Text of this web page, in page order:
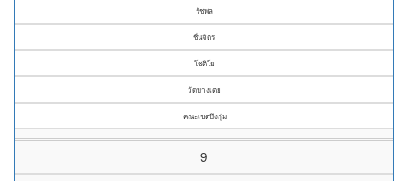
รัชพล
ชื่นจิตร
โชติโย
วัดบางเตย
คณะเขตบึงกุ่ม
9